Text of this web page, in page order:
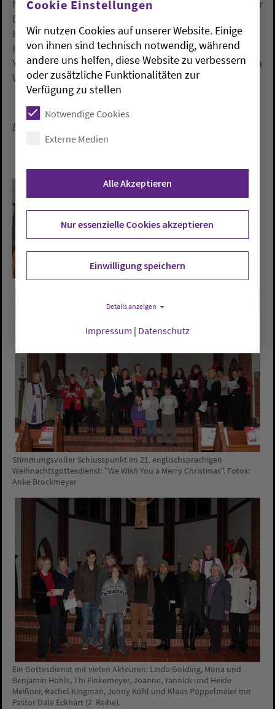
Mitwirkende des Gottesdienstes waren in diesem Jahr
Deirde Boysen, Thi Finkemeyer, Linda Golding, Scott
Haslett, Mona, Martin und Benjamin Hohls, Margaret
Hollwege, John Alistair Kühne, Joanne Meißner,
Yannick Meißner, Page Miles, Klaus Pöppelmeier, Brian
Worth und Pastor Dale Eckhart.
Ein Beitrag von Anke Brockmeyer.
Stimmungsvoller Schlusspunkt im 21. englischsprachigen
Weihnachtsgottesdienst: "We Wish You a Merry Christmas". Fotos:
Anke Brockmeyer
Ein Gottesdienst mit vielen Akteuren: Linda Golding, Mona und
Benjamin Hohls, Thi Finkemeyer, Joanne, Yannick und Heide
Meißner, Rachel Kingman, Jenny Kohl und Klaus Pöppelmeier mit
Pastor Dale Eckhart (2. Reihe).
Cookie Einstellungen
Wir nutzen Cookies auf unserer Website. Einige
von ihnen sind technisch notwendig, während
andere uns helfen, diese Website zu verbessern
oder zusätzliche Funktionalitäten zur
Verfügung zu stellen
Notwendige Cookies
Externe Medien
Alle Akzeptieren
Nur essenzielle Cookies akzeptieren
Einwilligung speichern
Details anzeigen
Impressum | Datenschutz